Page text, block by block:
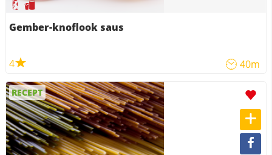
Gember-knoflook saus
4 40m
RECEPT